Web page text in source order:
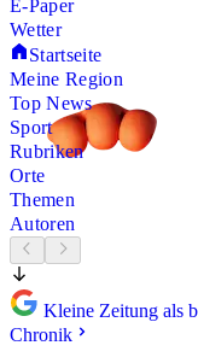
E-Paper
Wetter
Startseite
Meine Region
Top News
Sport
Rubriken
Orte
Themen
Autoren
Kleine Zeitung als
Chronik